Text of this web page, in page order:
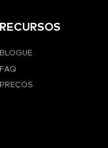
RECURSOS
BLOGUE
FAQ
PREÇOS